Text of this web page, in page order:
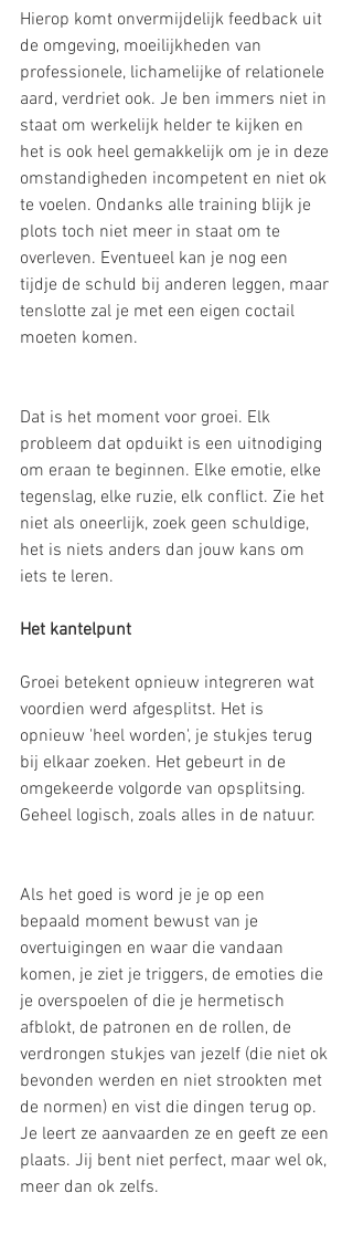
Hierop komt onvermijdelijk feedback uit
de omgeving, moeilijkheden van
professionele, lichamelijke of relationele
aard, verdriet ook. Je ben immers niet in
staat om werkelijk helder te kijken en
het is ook heel gemakkelijk om je in deze
omstandigheden incompetent en niet ok
te voelen. Ondanks alle training blijk je
plots toch niet meer in staat om te
overleven. Eventueel kan je nog een
tijdje de schuld bij anderen leggen, maar
tenslotte zal je met een eigen coctail
moeten komen.
Dat is het moment voor groei. Elk
probleem dat opduikt is een uitnodiging
om eraan te beginnen. Elke emotie, elke
tegenslag, elke ruzie, elk conflict. Zie het
niet als oneerlijk, zoek geen schuldige,
het is niets anders dan jouw kans om
iets te leren.
Het kantelpunt
Groei betekent opnieuw integreren wat
voordien werd afgesplitst. Het is
opnieuw 'heel worden', je stukjes terug
bij elkaar zoeken. Het gebeurt in de
omgekeerde volgorde van opsplitsing.
Geheel logisch, zoals alles in de natuur.
Als het goed is word je je op een
bepaald moment bewust van je
overtuigingen en waar die vandaan
komen, je ziet je triggers, de emoties die
je overspoelen of die je hermetisch
afblokt, de patronen en de rollen, de
verdrongen stukjes van jezelf (die niet ok
bevonden werden en niet strookten met
de normen) en vist die dingen terug op.
Je leert ze aanvaarden ze en geeft ze een
plaats. Jij bent niet perfect, maar wel ok,
meer dan ok zelfs.